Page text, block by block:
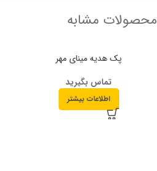
محصولات مشابه
پک هدیه مینای مهر
تماس بگیرید
اطلاعات بیشتر